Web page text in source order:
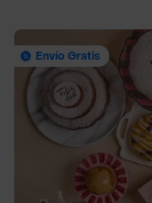
Envío Gratis